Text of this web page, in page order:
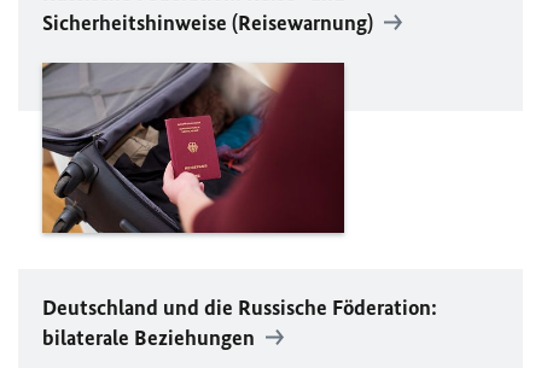
Sicherheitshinweise (Reisewarnung)
Deutschland und die Russische Föderation:
bilaterale Beziehungen